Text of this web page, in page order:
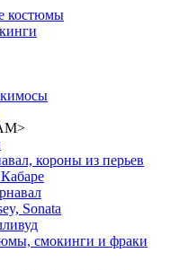
костюмы
>
короны из перьев
Sonata
смокинги и фраки